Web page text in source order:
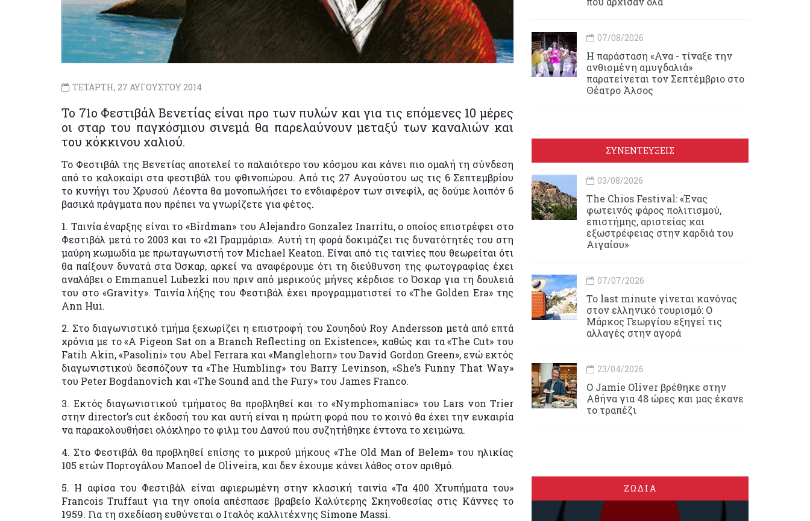
ΤΕΤΑΡΤΗ, 27 ΑΥΓΟΥΣΤΟΥ 2014
Το 71ο Φεστιβάλ Βενετίας είναι προ των πυλών και για τις επόμενες 10 μέρες
οι σταρ του παγκόσμιου σινεμά θα παρελαύνουν μεταξύ των καναλιών και
του κόκκινου χαλιού.
Το Φεστιβάλ της Βενετίας αποτελεί το παλαιότερο του κόσμου και κάνει πιο ομαλή τη σύνδεση
από το καλοκαίρι στα φεστιβάλ του φθινοπώρου. Από τις 27 Αυγούστου ως τις 6 Σεπτεμβρίου
το κυνήγι του Χρυσού Λέοντα θα μονοπωλήσει το ενδιαφέρον των σινεφίλ, ας δούμε λοιπόν 6
βασικά πράγματα που πρέπει να γνωρίζετε για φέτος.
1. Ταινία έναρξης είναι το «Birdman» του Alejandro Gonzalez Inarritu, ο οποίος επιστρέφει στο
Φεστιβάλ μετά το 2003 και το «21 Γραμμάρια». Αυτή τη φορά δοκιμάζει τις δυνατότητές του στη
μαύρη κωμωδία με πρωταγωνιστή τον Michael Keaton. Είναι από τις ταινίες που θεωρείται ότι
θα παίξουν δυνατά στα Όσκαρ, αρκεί να αναφέρουμε ότι τη διεύθυνση της φωτογραφίας έχει
αναλάβει ο Emmanuel Lubezki που πριν από μερικούς μήνες κέρδισε το Όσκαρ για τη δουλειά
του στο «Gravity». Ταινία λήξης του Φεστιβάλ έχει προγραμματιστεί το «The Golden Era» της
Ann Hui.
2. Στο διαγωνιστικό τμήμα ξεχωρίζει η επιστροφή του Σουηδού Roy Andersson μετά από επτά
χρόνια με το «A Pigeon Sat on a Branch Reflecting on Existence», καθώς και τα «The Cut» του
Fatih Akin, «Pasolini» του Abel Ferrara και «Manglehorn» του David Gordon Green», ενώ εκτός
διαγωνιστικού δεσπόζουν τα «The Humbling» του Barry Levinson, «She’s Funny That Way»
του Peter Bogdanovich και «The Sound and the Fury» του James Franco.
3. Εκτός διαγωνιστικού τμήματος θα προβληθεί και το «Nymphomaniac» του Lars von Trier
στην director’s cut έκδοσή του και αυτή είναι η πρώτη φορά που το κοινό θα έχει την ευκαιρία
να παρακολουθήσει ολόκληρο το φιλμ του Δανού που συζητήθηκε έντονα το χειμώνα.
4. Στο Φεστιβάλ θα προβληθεί επίσης το μικρού μήκους «The Old Man of Belem» του ηλικίας
105 ετών Πορτογάλου Manoel de Oliveira, και δεν έχουμε κάνει λάθος στον αριθμό.
5. Η αφίσα του Φεστιβάλ είναι αφιερωμένη στην κλασική ταινία «Τα 400 Χτυπήματα του»
Francois Truffaut για την οποία απέσπασε βραβείο Καλύτερης Σκηνοθεσίας στις Κάννες το
1959. Για τη σχεδίαση ευθύνεται ο Ιταλός καλλιτέχνης Simone Massi.
07/08/2026
Η παράσταση «Ανα - τίναξε την
ανθισμένη αμυγδαλιά»
παρατείνεται τον Σεπτέμβριο στο
Θέατρο Άλσος
ΣΥΝΕΝΤΕΥΞΕΙΣ
03/08/2026
Τhe Chios Festival: «Ένας
φωτεινός φάρος πολιτισμού,
επιστήμης, αριστείας και
εξωστρέφειας στην καρδιά του
Αιγαίου»
07/07/2026
Το last minute γίνεται κανόνας
στον ελληνικό τουρισμό: Ο
Μάρκος Γεωργίου εξηγεί τις
αλλαγές στην αγορά
23/04/2026
Ο Jamie Oliver βρέθηκε στην
Αθήνα για 48 ώρες και μας έκανε
το τραπέζι
ΖΩΔΙΑ